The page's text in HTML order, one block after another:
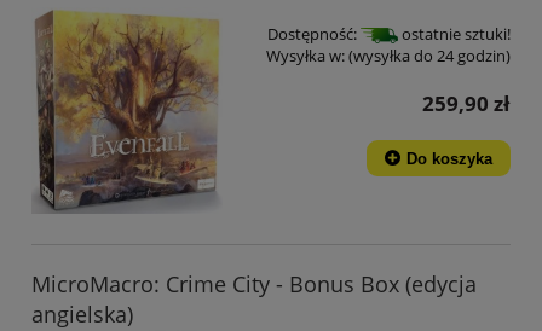
Dostępność:
ostatnie sztuki!
Wysyłka w:(wysyłka do 24 godzin)
259,90 zł
Do koszyka
MicroMacro: Crime City - Bonus Box (edycja
angielska)